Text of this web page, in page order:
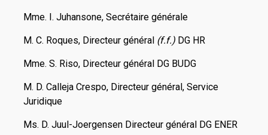
Mme. I. Juhansone, Secrétaire générale
M. C. Roques, Directeur général (f.f.) DG HR
Mme. S. Riso, Directeur général DG BUDG
M. D. Calleja Crespo, Directeur général, Service
Juridique
Ms. D. Juul-Joergensen Directeur général DG ENER